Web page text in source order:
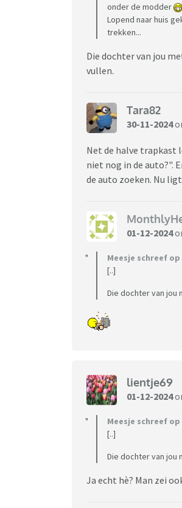
onder de modder
Lopend naar huis
trekken...
Die dochter van jou
vullen.
Tara82
30-11-2024
Net de halve trapkast
niet nog in de auto?".
de auto zoeken. Nu
01-12-2024
Meesje schreef op
[..]
Die dochter van jou
lientje69
01-12-2024
Meesje schreef op
[..]
Die dochter van jou
Ja echt hè? Man zei